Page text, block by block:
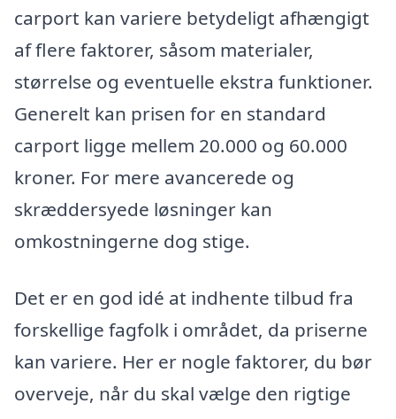
carport kan variere betydeligt afhængigt
af flere faktorer, såsom materialer,
størrelse og eventuelle ekstra funktioner.
Generelt kan prisen for en standard
carport ligge mellem 20.000 og 60.000
kroner. For mere avancerede og
skræddersyede løsninger kan
omkostningerne dog stige.
Det er en god idé at indhente tilbud fra
forskellige fagfolk i området, da priserne
kan variere. Her er nogle faktorer, du bør
overveje, når du skal vælge den rigtige